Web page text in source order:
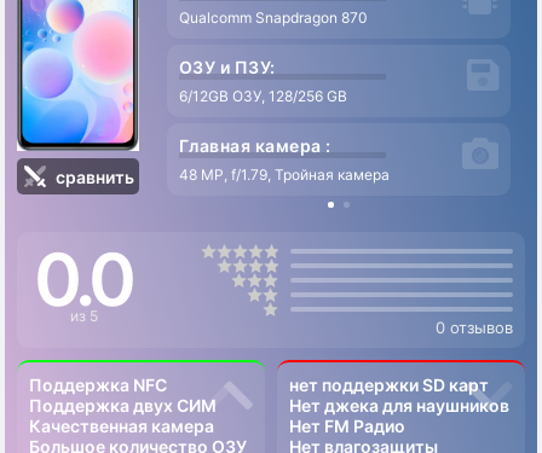
сравнить
Qualcomm Snapdragon 870
ОЗУ и ПЗУ:
6/12GB ОЗУ, 128/256 GB
Главная камера :
48 MP, f/1.79, Тройная камера
0.0
из 5
0 отзывов
Поддержка NFC
Поддержка двух СИМ
Качественная камера
Большое количество ОЗУ
нет поддержки SD карт
Нет джека для наушников
Нет FM Радио
Нет влагозащиты